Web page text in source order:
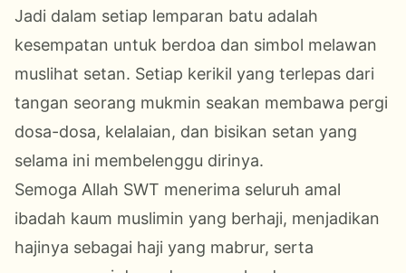
Jadi dalam setiap lemparan batu adalah
kesempatan untuk berdoa dan simbol melawan
muslihat setan. Setiap kerikil yang terlepas dari
tangan seorang mukmin seakan membawa pergi
dosa-dosa, kelalaian, dan bisikan setan yang
selama ini membelenggu dirinya.
Semoga Allah SWT menerima seluruh amal
ibadah kaum muslimin yang berhaji, menjadikan
hajinya sebagai haji yang mabrur, serta